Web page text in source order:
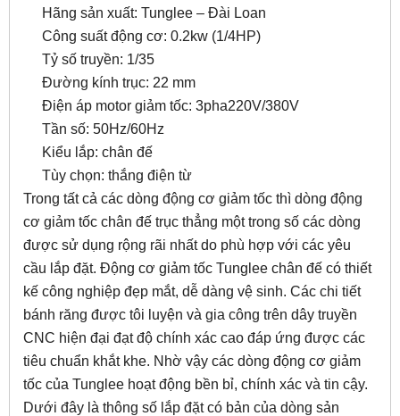
Hãng sản xuất: Tunglee – Đài Loan
Công suất động cơ: 0.2kw (1/4HP)
Tỷ số truyền: 1/35
Đường kính trục: 22 mm
Điện áp motor giảm tốc: 3pha220V/380V
Tần số: 50Hz/60Hz
Kiểu lắp: chân đế
Tùy chọn: thắng điện từ
Trong tất cả các dòng động cơ giảm tốc thì dòng động
cơ giảm tốc chân đế trục thẳng một trong số các dòng
được sử dụng rộng rãi nhất do phù hợp với các yêu
cầu lắp đặt. Động cơ giảm tốc Tunglee chân đế có thiết
kế công nghiệp đẹp mắt, dễ dàng vệ sinh. Các chi tiết
bánh răng được tôi luyện và gia công trên dây truyền
CNC hiện đại đạt độ chính xác cao đáp ứng được các
tiêu chuẩn khắt khe. Nhờ vậy các dòng động cơ giảm
tốc của Tunglee hoạt động bền bỉ, chính xác và tin cậy.
Dưới đây là thông số lắp đặt có bản của dòng sản